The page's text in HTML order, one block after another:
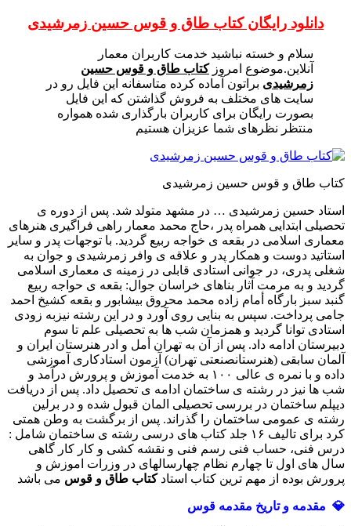
دانلود رایگان کتاب طاق و قوس حسین زمرشیدی
سلام و خسته نباشید خدمت کاربران معمار
آنلاین.موضوع امروز کتاب طاق و قوس حسین
زمرشیدی براتون آماده کرده متاسفانه این فایل رو در
سایت های مختلف به فروش گذاشتن که این فایل
بصورت رایگان برای کاربران بارگذاری شده همواره
منتظر نظرهای شما عزیزان هستیم
کتاب طاق و قوس حسین زمرشیدی
استاد حسین زمرشیدی … در مشهد متولد شد. پس از دوره ی
تحصیلی ابتدایی همراه پدر ،حاج محمد معمار راهی فراگیری هنرهای
معماری اسلامی در بقعه ی خواجه ربیع گردید. با توجهات پدر و سایر
استاتید دوست و همکار پدر و علاقه ی وافر زمرشیدی و جوان به
شغلی پدری، در جوانی استادی قابلی در زمینه ی معماری اسلامی
گردید و به مرمت آثار بناهای خراسان جوال: بقعه ی حواجه ربیع
گنبد سبز بارگاه أمام زاده محمد محروق بیشابور و بقعه کشیخ احمد
جامی پرداخت. سپس به بنایی روی آورد و در این رشته نیز به زودی
استادی توانا گردید و همزمان شب ها به تحصیلی علم تا سوم
دبیرستان ادامه داد. پس از آن به تهران أمل و ادر هنرستان ایران و
آلمان سابقی (هنرستانصنعتی تهران) آزمون استادکاری آموزشی
داده و با نمره ی عالی ۱۰۰ به خدمت آموزش و پرورش درآمد و
شب ها نیز در رشته ی ساختمان ادامه ی تحصیل داد. پس از دریافت
دیپلم ساختمان در بررسی تحصیلی المان قبول شده و در برلین
رشته ی عمومی ساختمان را گذراند. پس از برگشت به وطن همتی
کرد برای تالیف ۱۶ جلد کتاب های درسی رشته ی ساختمان شامل :
درس فنی، حساب فنی رسم فنی و نقشه کشی و کار کار گاهی
سال های اول تا چهارم نظام چهارسالهای در وزرات اموزش و
پرورش بوده از مهم ترین کتاب استادکتاب طاق و قوس می باشد
💎 مقدمه و تاریخ مقدمه قوس